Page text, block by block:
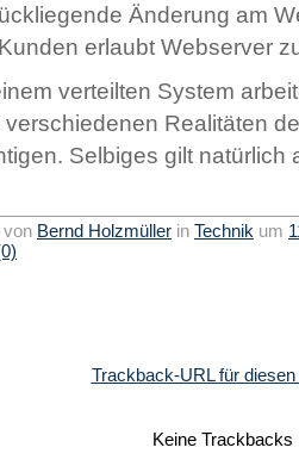
Änderung am
erlaubt Webserver
verteilten System
verschiedenen Realitäten
Selbiges gilt natürlich
von Bernd Holzmüller in Technik um
Trackback-URL für diesen
Keine Trackbacks